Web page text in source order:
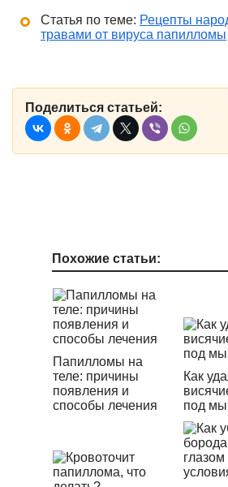
Статья по теме: Рецепты
травами от вируса папилломы
Поделиться статьей:
Похожие статьи:
Папилломы на
теле: причины
появления и
способы лечения
Как
под